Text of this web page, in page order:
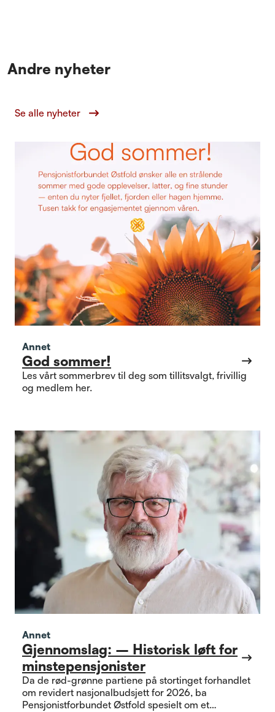
Andre nyheter
Se alle nyheter
Annet
God sommer!
Les vårt sommerbrev til deg som tillitsvalgt, frivillig
og medlem her.
Annet
Gjennomslag: – Historisk løft for
minstepensjonister
Da de rød-grønne partiene på stortinget forhandlet
om revidert nasjonalbudsjett for 2026, ba
Pensjonistforbundet Østfold spesielt om et